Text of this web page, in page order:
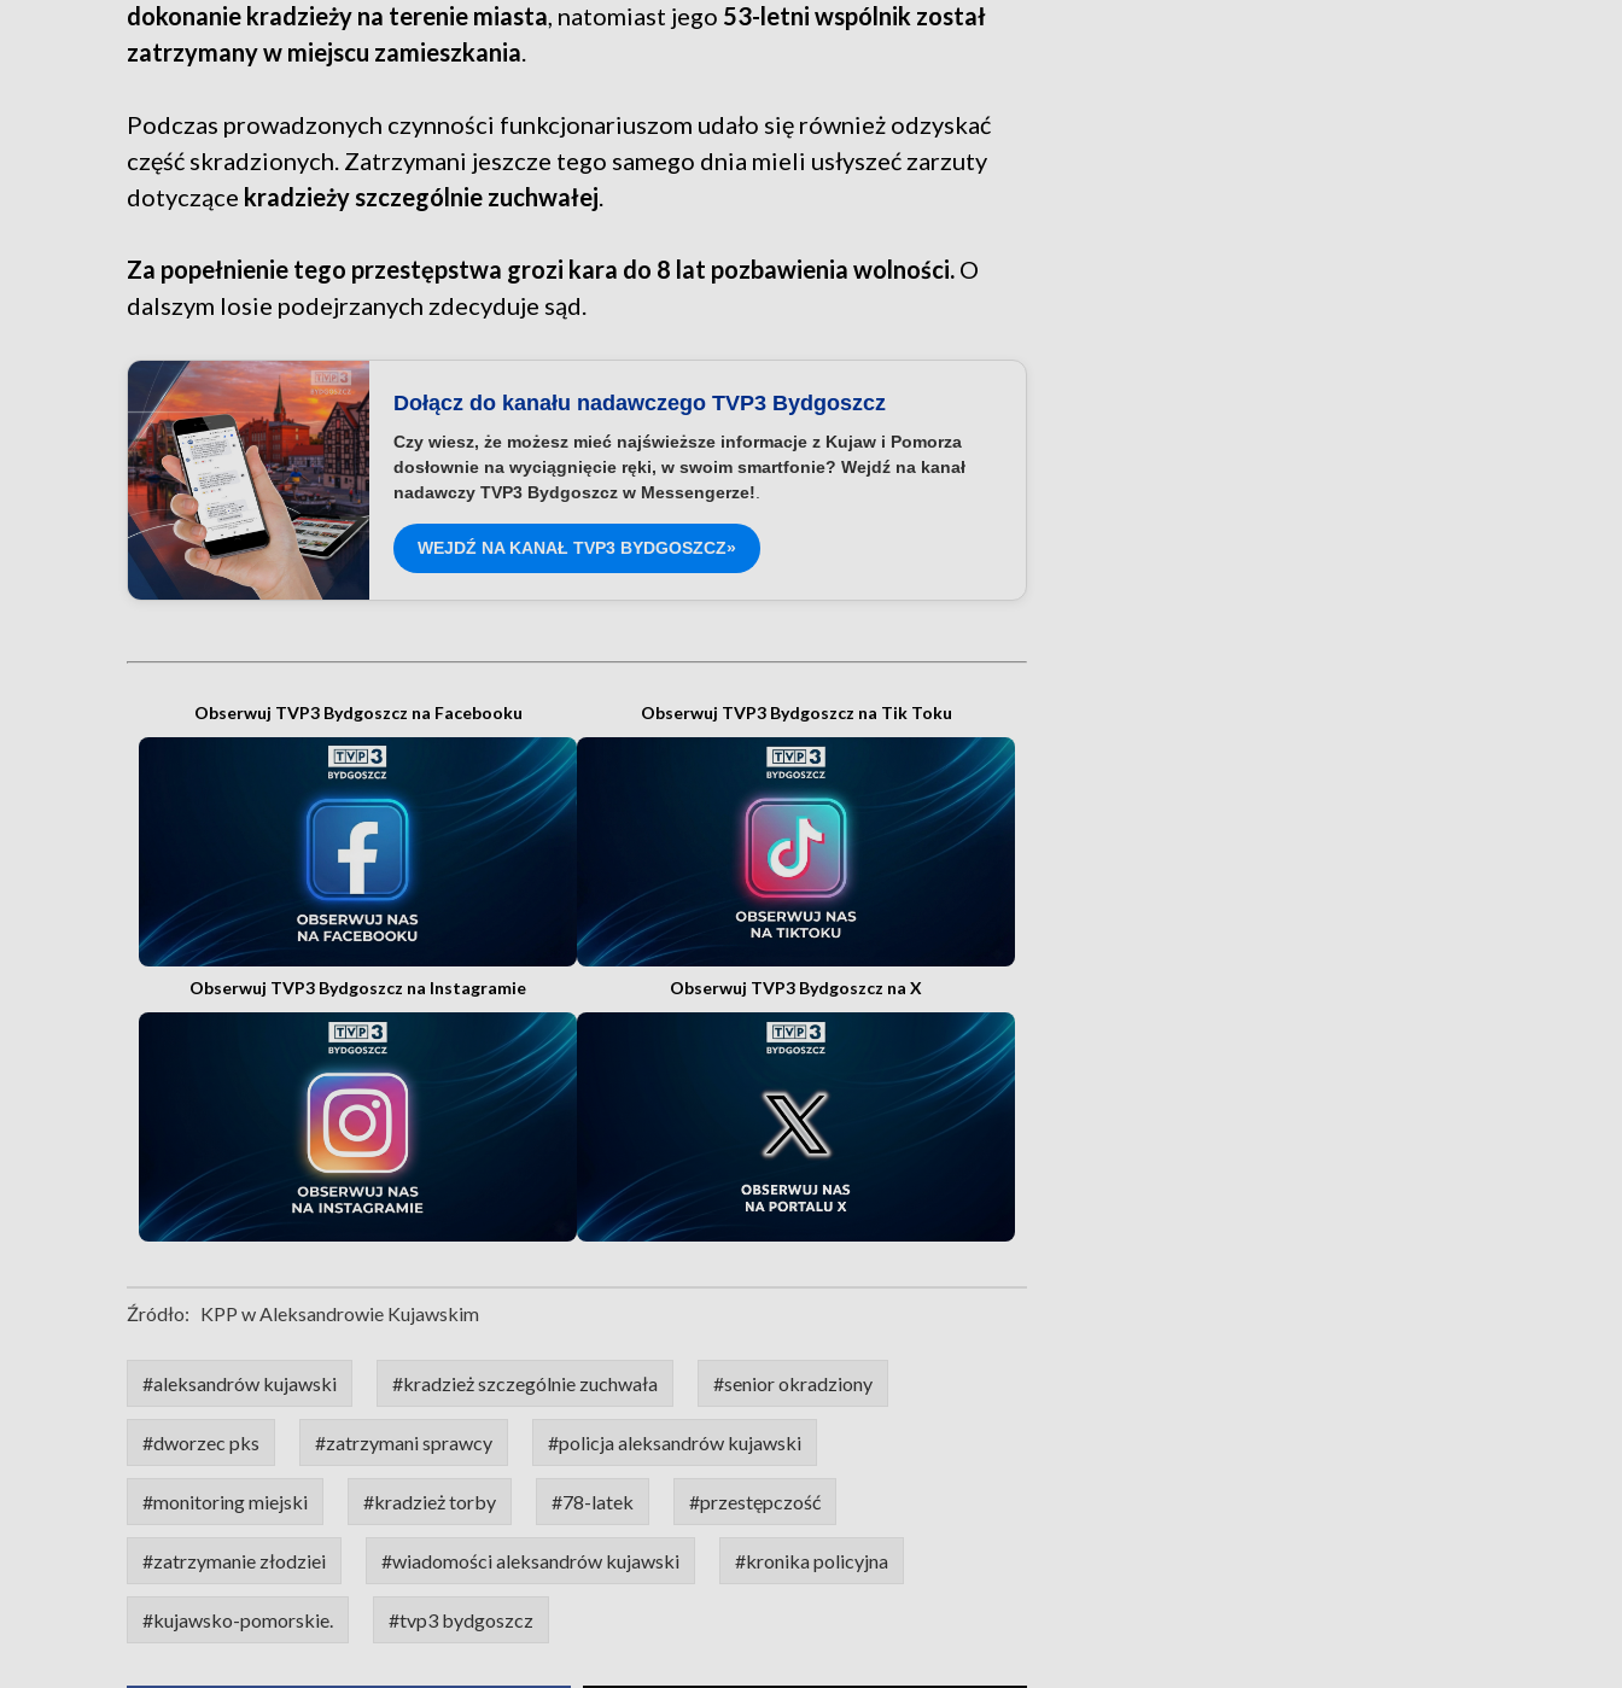
dokonanie kradzieży na terenie miasta, natomiast jego 53-letni wspólnik został
zatrzymany w miejscu zamieszkania.
Podczas prowadzonych czynności funkcjonariuszom udało się również odzyskać
część skradzionych. Zatrzymani jeszcze tego samego dnia mieli usłyszeć zarzuty
dotyczące kradzieży szczególnie zuchwałej.
Za popełnienie tego przestępstwa grozi kara do 8 lat pozbawienia wolności. O
dalszym losie podejrzanych zdecyduje sąd.
Dołącz do kanału nadawczego TVP3 Bydgoszcz
Czy wiesz, że możesz mieć najświeższe informacje z Kujaw i Pomorza
dosłownie na wyciągnięcie ręki, w swoim smartfonie? Wejdź na kanał
nadawczy TVP3 Bydgoszcz w Messengerze!.
WEJDŹ NA KANAŁ TVP3 BYDGOSZCZ»
Obserwuj TVP3 Bydgoszcz na Facebooku Obserwuj TVP3 Bydgoszcz na Tik Toku
Obserwuj TVP3 Bydgoszcz na Instagramie Obserwuj TVP3 Bydgoszcz na X
Źródło: KPP w Aleksandrowie Kujawskim
#aleksandrów kujawski #kradzież szczególnie zuchwała #senior okradziony
#dworzec pks #zatrzymani sprawcy #policja aleksandrów kujawski
#monitoring miejski #kradzież torby #78-latek #przestępczość
#zatrzymanie złodziei #wiadomości aleksandrów kujawski #kronika policyjna
#kujawsko-pomorskie. #tvp3 bydgoszcz